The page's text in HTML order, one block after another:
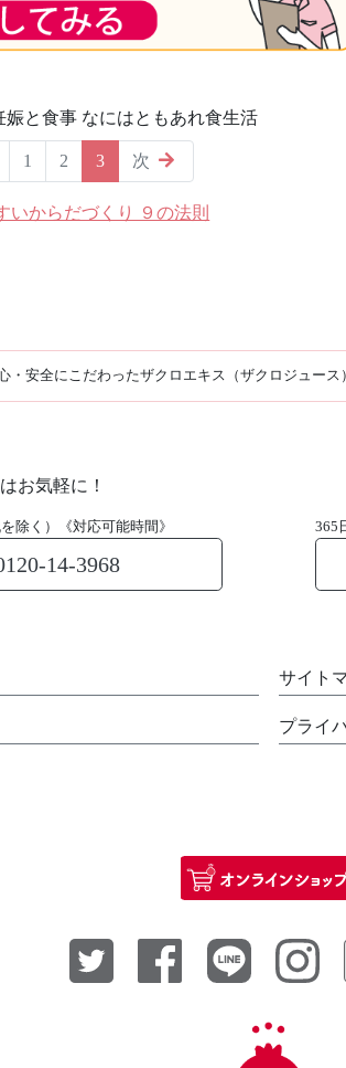
娠と食事 なにはともあれ食生活
1 2 3(現ページ)
次
いからだづくり ９の法則
・安全にこだわったザクロエキス（ザクロジュー
お気軽に！
除く）《対応可能時間》
14-3968
365
サイト
プライ